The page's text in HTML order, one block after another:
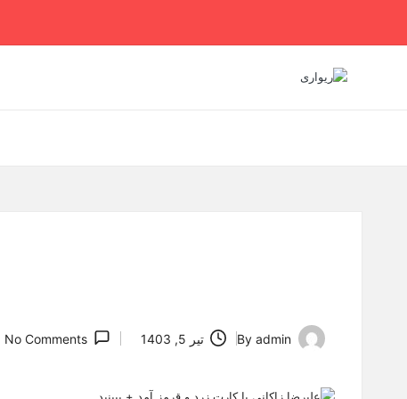
Skip
Posted
By admin تیر 5, 1403 No Comments